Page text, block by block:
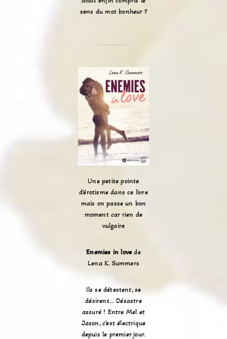
sens du mot bonheur ?
Une petite pointe
d’érotisme dans ce livre
mais on passe un bon
moment car rien de
vulgaire
Enemies in love de
Lena K. Summers
Ils se détestent, se
désirent… Désastre
assuré ! Entre Mel et
Jason, c’est électrique
depuis le premier jour.